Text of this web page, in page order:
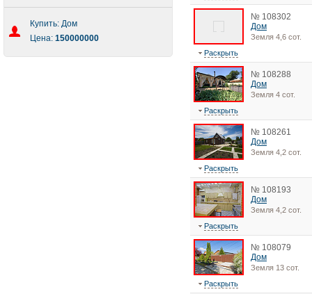
Купить: Дом
Цена: 150000000
№ 108302
Дом
Земля 4,6 сот.
Раскрыть
№ 108288
Дом
Земля 4 сот.
Раскрыть
№ 108261
Дом
Земля 4,2 сот.
Раскрыть
№ 108193
Дом
Земля 4,2 сот.
Раскрыть
№ 108079
Дом
Земля 13 сот.
Раскрыть